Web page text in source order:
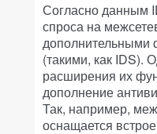
Согласно данным
спроса на
дополнительными
(такими, как IDS).
расширения их
дополнение
Так, например,
оснащается